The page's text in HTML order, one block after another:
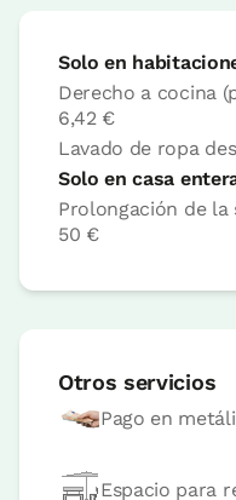
Habitación
Habitación
Baño:
Solo en
Derecho a cocina
6,42 €
Lavado de ropa
Solo en casa
Prolongación de la
50 €
Otros servicios
Pago en
Espacio para